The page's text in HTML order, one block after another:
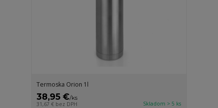
Termoska Orion 1l
38,95 €/ks
31,67 € bez DPH Skladom > 5 ks